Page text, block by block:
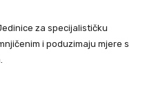
za specijalističku
i poduzimaju mjere s